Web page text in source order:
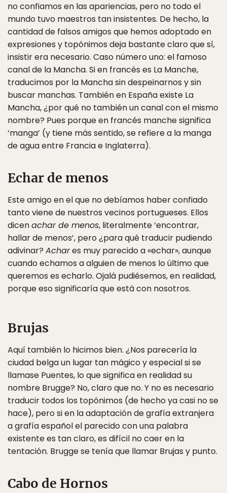
no confiamos en las apariencias, pero no todo el
mundo tuvo maestros tan insistentes. De hecho, la
cantidad de falsos amigos que hemos adoptado en
expresiones y topónimos deja bastante claro que sí,
insistir era necesario. Caso número uno: el famoso
canal de la Mancha. Si en francés es La Manche,
traducimos por la Mancha sin despeinarnos y sin
buscar manchas. También en España existe La
Mancha, ¿por qué no también un canal con el mismo
nombre? Pues porque en francés manche significa
‘manga’ (y tiene más sentido, se refiere a la manga
de agua entre Francia e Inglaterra).
Echar de menos
Este amigo en el que no debíamos haber confiado
tanto viene de nuestros vecinos portugueses. Ellos
dicenachar de menos, literalmente ‘encontrar,
hallar de menos’, pero ¿para qué traducir pudiendo
adivinar? Achares muy parecido a «echar», aunque
cuando echamos a alguien de menos lo último que
queremos es echarlo. Ojalá pudiésemos, en realidad,
porque eso significaría que está con nosotros.
Brujas
Aquí también lo hicimos bien. ¿Nos parecería la
ciudad belga un lugar tan mágico y especial si se
llamase Puentes, lo que significa en realidad su
nombre Brugge? No, claro que no. Y no es necesario
traducir todos los topónimos (de hecho ya casi no se
hace), pero si en la adaptación de grafía extranjera
a grafía español el parecido con una palabra
existente es tan claro, es difícil no caer en la
tentación. Brugge se tenía que llamar Brujas y punto.
Cabo de Hornos